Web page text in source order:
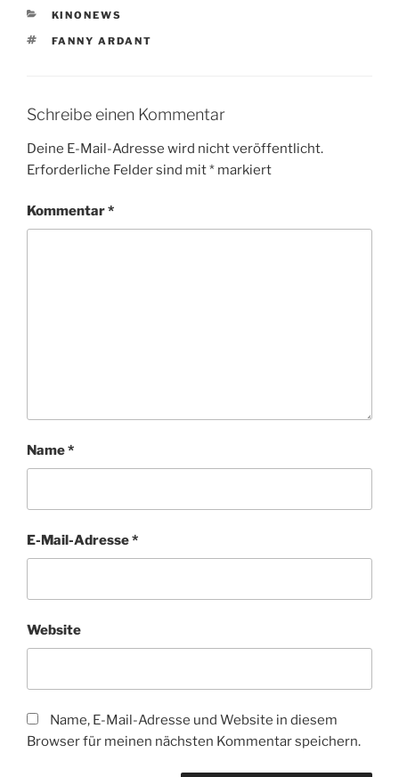
KATEGORIEN
KINONEWS
SCHLAGWÖRTER
FANNY ARDANT
Schreibe einen Kommentar
Deine E-Mail-Adresse wird nicht veröffentlicht.
Erforderliche Felder sind mit* markiert
Kommentar*
Name*
E-Mail-Adresse*
Website
Name, E-Mail-Adresse und Website in diesem
Browser für meinen nächsten Kommentar speichern.